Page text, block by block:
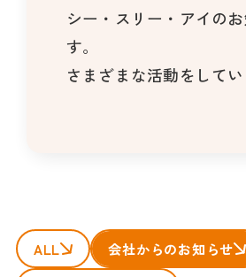
シー・スリー・アイの
す。
さまざまな活動をして
ALL
会社からのお知らせ